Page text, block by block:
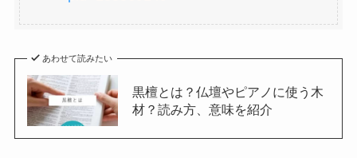
あわせて読みたい
黒檀とは？仏壇やピアノに使う木
材？読み方、意味を紹介